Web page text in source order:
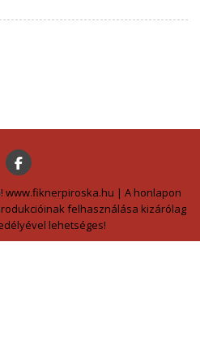
www.fiknerpiroska.hu | A honlapon
felhasználása kizárólag
lehetséges!